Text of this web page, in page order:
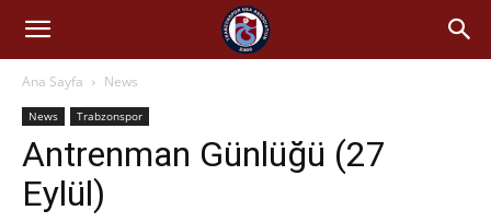
Ana Sayfa News
News Trabzonspor
Antrenman Günlüğü (27
Eylül)